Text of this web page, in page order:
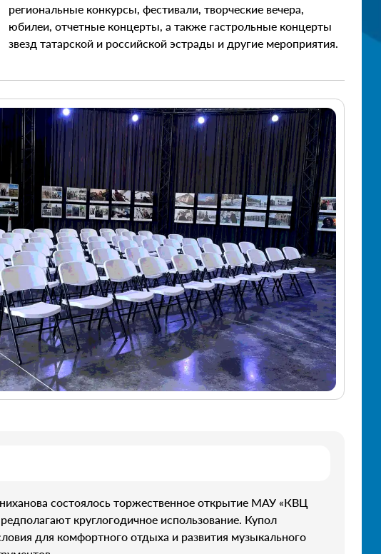
региональные конкурсы, фестивали, творческие вечера,
юбилеи, отчетные концерты, а также гастрольные концерты
звезд татарской и российской эстрады и другие мероприятия.
состоялось торжественное открытие МАУ «КВЦ
круглогодичное использование. Купол
для комфортного отдыха и развития музыкального